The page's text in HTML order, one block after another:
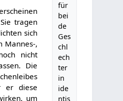
für
bei
de
Ges
chl
ech
ter
in
ide
ntis
tragen
sich
Mannes-,
nicht
Die
er diese
um